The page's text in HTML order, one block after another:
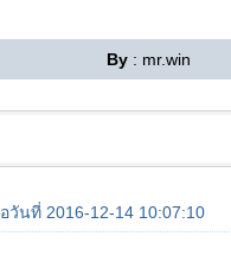
By : mr.win
อวันที่ 2016-12-14 10:07:10